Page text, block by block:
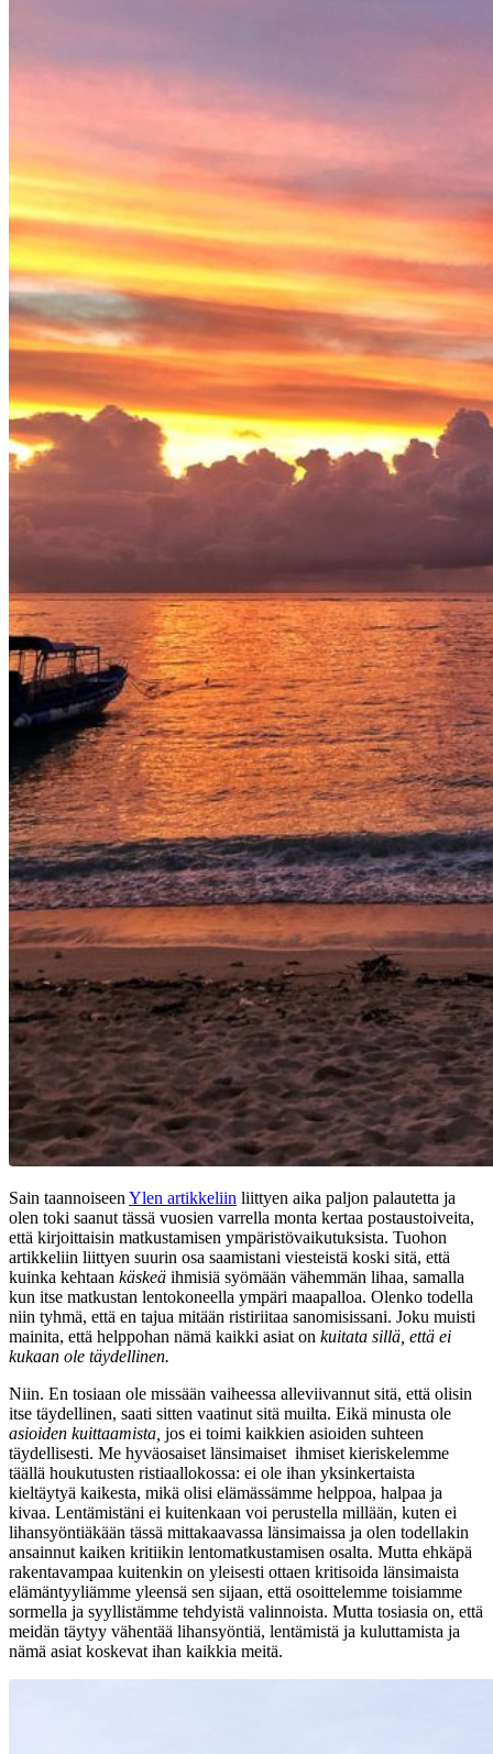
Sain taannoiseen Ylen artikkeliin liittyen aika paljon palautetta ja
olen toki saanut tässä vuosien varrella monta kertaa postaustoiveita,
että kirjoittaisin matkustamisen ympäristövaikutuksista. Tuohon
artikkeliin liittyen suurin osa saamistani viesteistä koski sitä, että
kuinka kehtaan käskeä ihmisiä syömään vähemmän lihaa, samalla
kun itse matkustan lentokoneella ympäri maapalloa. Olenko todella
niin tyhmä, että en tajua mitään ristiriitaa sanomisissani. Joku muisti
mainita, että helppohan nämä kaikki asiat on kuitata sillä, että ei
kukaan ole täydellinen.
Niin. En tosiaan ole missään vaiheessa alleviivannut sitä, että olisin
itse täydellinen, saati sitten vaatinut sitä muilta. Eikä minusta ole
asioiden kuittaamista, jos ei toimi kaikkien asioiden suhteen
täydellisesti. Me hyväosaiset länsimaiset ihmiset kieriskelemme
täällä houkutusten ristiaallokossa: ei ole ihan yksinkertaista
kieltäytyä kaikesta, mikä olisi elämässämme helppoa, halpaa ja
kivaa. Lentämistäni ei kuitenkaan voi perustella millään, kuten ei
lihansyöntiäkään tässä mittakaavassa länsimaissa ja olen todellakin
ansainnut kaiken kritiikin lentomatkustamisen osalta. Mutta ehkäpä
rakentavampaa kuitenkin on yleisesti ottaen kritisoida länsimaista
elämäntyyliämme yleensä sen sijaan, että osoittelemme toisiamme
sormella ja syyllistämme tehdyistä valinnoista. Mutta tosiasia on, että
meidän täytyy vähentää lihansyöntiä, lentämistä ja kuluttamista ja
nämä asiat koskevat ihan kaikkia meitä.